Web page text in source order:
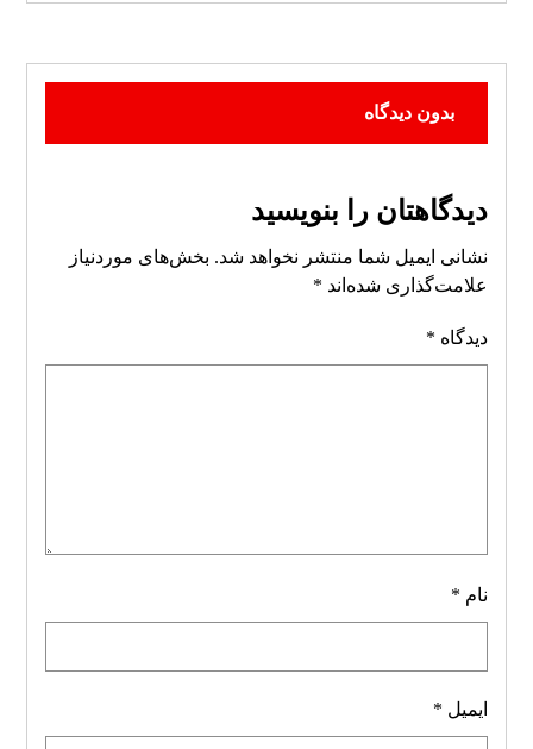
بدون دیدگاه
دیدگاهتان را بنویسید
نشانی ایمیل شما منتشر نخواهد شد. بخش‌های موردنیاز
علامت‌گذاری شده‌اند *
دیدگاه *
نام *
ایمیل *